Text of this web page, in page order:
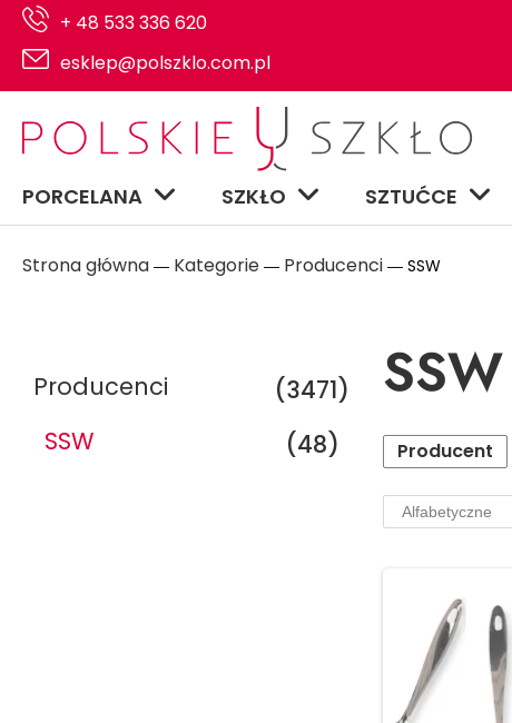
+ 48 533 336 620
esklep@polszklo.com.pl
PORCELANA SZKŁO SZTUĆCE
Strona główna ― Kategorie ― Producenci ― SSW
Producenci
(3471)
SSW
(48)
SSW
Producent